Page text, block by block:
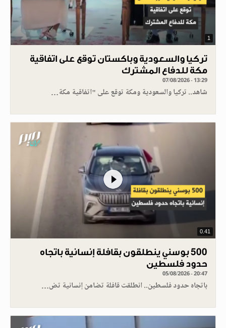
1
تركيا والسعودية وباكستان توقع على اتفاقية
مكة للدفاع المشترك
07/08/2026 - 13:29
شاهد.. تركيا والسعودية ومكة توقع على "اتفاقية مكة…
0.41
500 بوسني ينطلقون بقافلة إنسانية باتجاه
حدود فلسطين
05/08/2026 - 20:47
باتجاه حدود فلسطين.. انطلقت قافلة تضامن إنسانية تض…